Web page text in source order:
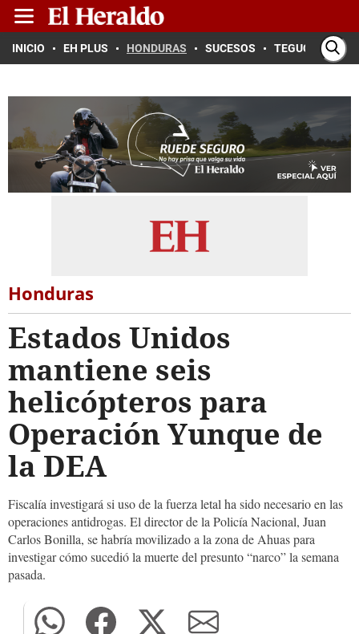
INICIO EH PLUS HONDURAS SUCESOS TEGUCIGALPA
Honduras
Estados Unidos
mantiene seis
helicópteros para
Operación Yunque de
la DEA
Fiscalía investigará si uso de la fuerza letal ha sido necesario en las
operaciones antidrogas. El director de la Policía Nacional, Juan
Carlos Bonilla, se habría movilizado a la zona de Ahuas para
investigar cómo sucedió la muerte del presunto “narco” la semana
pasada.